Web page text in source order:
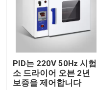
모든 케이스
시험소 드라이어 오븐
산업용 건조 오븐
PID는 220V 50Hz 시험
소 드라이어 오븐 2년
보증을 제어합니다